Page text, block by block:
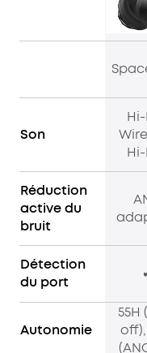
Son
Réduction
active du
bruit
Détection
du port
Autonomie
55H